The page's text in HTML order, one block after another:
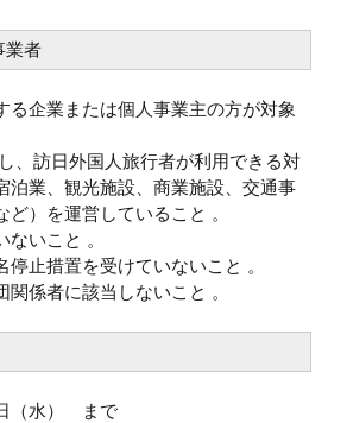
業者
る企業または個人事業主の方が対象
、訪日外国人旅行者が利用できる対
泊業、観光施設、商業施設、交通事
ど）を運営していること 。
ないこと 。
止措置を受けていないこと 。
係者に該当しないこと 。
（水） まで